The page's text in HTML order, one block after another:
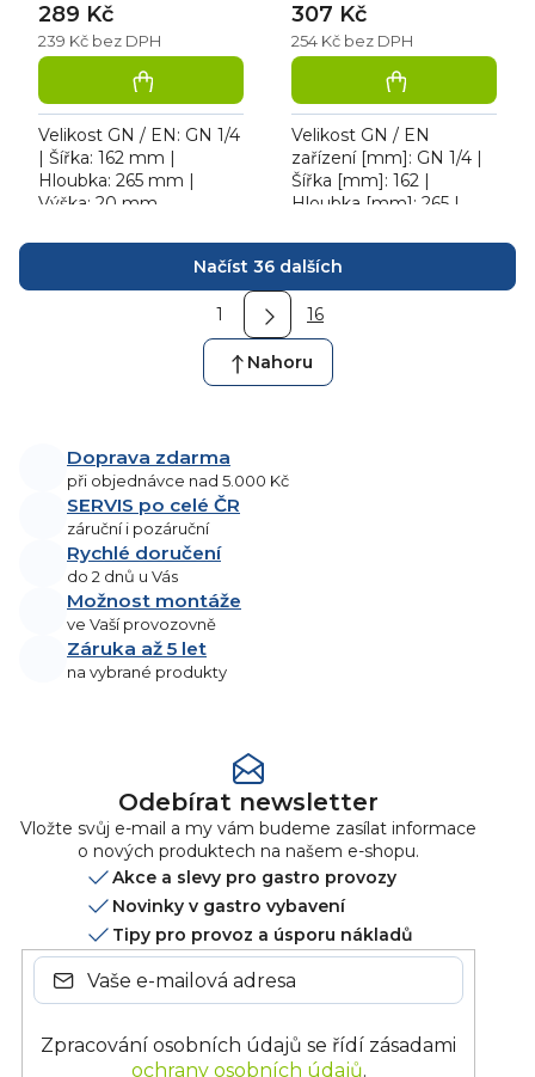
239 Kč bez DPH
289 Kč
Velikost GN / EN: GN 1/4
| Šířka: 162 mm |
Hloubka: 265 mm |
Výška: 20 mm.
254 Kč bez DPH
307 Kč
Velikost GN / EN
zařízení [mm]: GN 1/4 |
Šířka [mm]: 162 |
Hloubka [mm]: 265 |
víko gastronádoby
obyčejné.
O
v
l
á
d
a
r
Načíst 36 dalších
t
r
á
n
n
1 16
Nahoru
Doprava zdarma
při objednávce nad 5.000 Kč
SERVIS po celé ČR
záruční i pozáruční
Rychlé doručení
do 2 dnů u Vás
Možnost montáže
ve Vaší provozovně
Záruka až 5 let
na vybrané produkty
Odebírat newsletter
Vložte svůj e-mail a my vám budeme zasílat informace
o nových produktech na našem e-shopu.
Akce a slevy pro gastro provozy
Novinky v gastro vybavení
Tipy pro provoz a úsporu nákladů
Zpracování osobních údajů se řídí zásadami
ochrany osobních údajů.